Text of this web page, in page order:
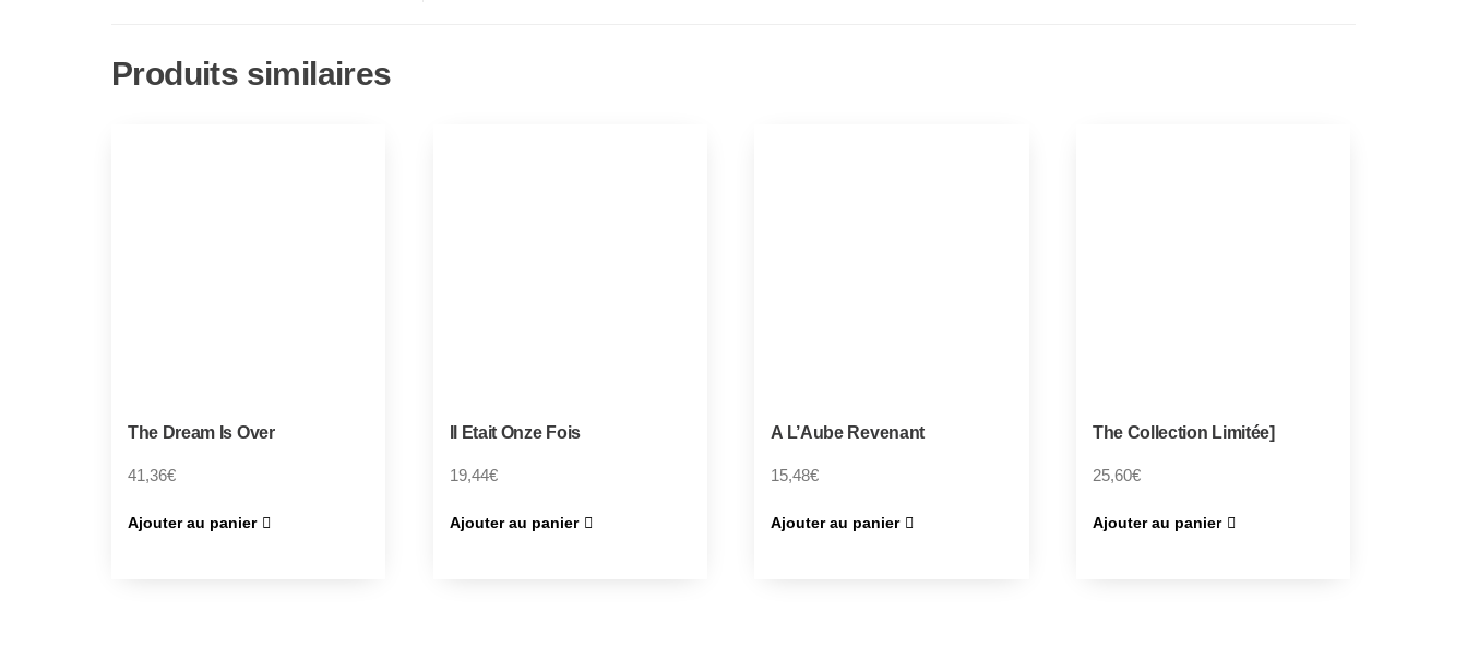
Produits similaires
The Dream Is Over
41,36€
Ajouter au panier
Il Etait Onze Fois
19,44€
Ajouter au panier
A L’Aube Revenant
15,48€
Ajouter au panier
The Collection Limitée]
25,60€
Ajouter au panier